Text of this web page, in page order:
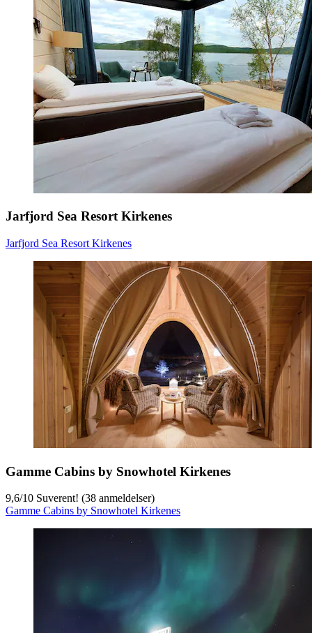
Jarfjord Sea Resort Kirkenes
Jarfjord Sea Resort Kirkenes
Gamme Cabins by Snowhotel Kirkenes
9,6/10 Suverent! (38 anmeldelser)
Gamme Cabins by Snowhotel Kirkenes